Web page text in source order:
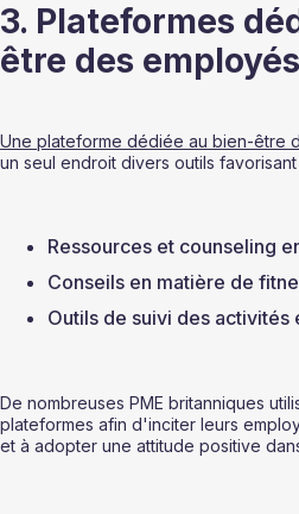
3. Plateformes
être des employés
Une plateforme dédiée au bien-être
un seul endroit divers outils
Ressources et counseling
Conseils en matière de
Outils de suivi des
De nombreuses PME britanniques
plateformes afin d'inciter leurs
et à adopter une attitude positive